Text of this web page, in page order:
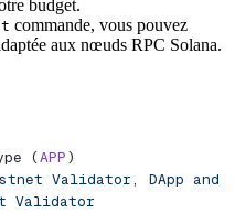
budget.
commande, vous pouvez
aux nœuds RPC Solana.
(APP)
Validator, DApp and
Validator